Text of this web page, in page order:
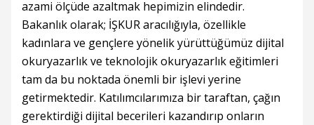
azami ölçüde azaltmak hepimizin elindedir.
Bakanlık olarak; İŞKUR aracılığıyla, özellikle
kadınlara ve gençlere yönelik yürüttüğümüz dijital
okuryazarlık ve teknolojik okuryazarlık eğitimleri
tam da bu noktada önemli bir işlevi yerine
getirmektedir. Katılımcılarımıza bir taraftan, çağın
gerektirdiği dijital becerileri kazandırıp onların